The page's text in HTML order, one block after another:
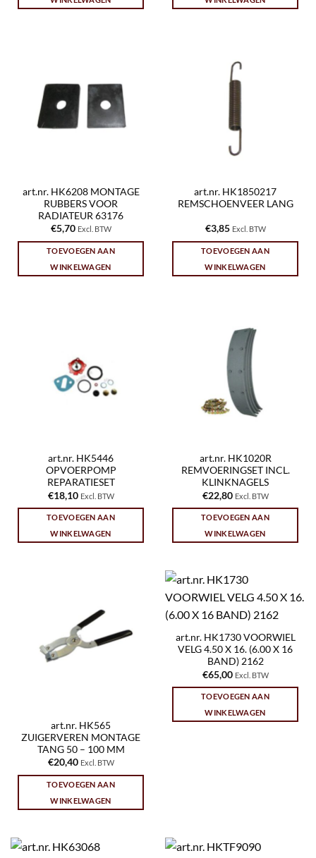
art.nr. HK6208 MONTAGE
RUBBERS VOOR
RADIATEUR 63176
€5,70 Excl. BTW
TOEVOEGEN AAN
WINKELWAGEN
art.nr. HK1850217
REMSCHOENVEER LANG
€3,85 Excl. BTW
TOEVOEGEN AAN
WINKELWAGEN
art.nr. HK5446
OPVOERPOMP
REPARATIESET
€18,10 Excl. BTW
TOEVOEGEN AAN
WINKELWAGEN
art.nr. HK1020R
REMVOERINGSET INCL.
KLINKNAGELS
€22,80 Excl. BTW
TOEVOEGEN AAN
WINKELWAGEN
art.nr. HK565
ZUIGERVEREN MONTAGE
TANG 50 – 100 MM
€20,40 Excl. BTW
TOEVOEGEN AAN
WINKELWAGEN
art.nr. HK1730 VOORWIEL
VELG 4.50 X 16. (6.00 X 16
BAND) 2162
€65,00 Excl. BTW
TOEVOEGEN AAN
WINKELWAGEN